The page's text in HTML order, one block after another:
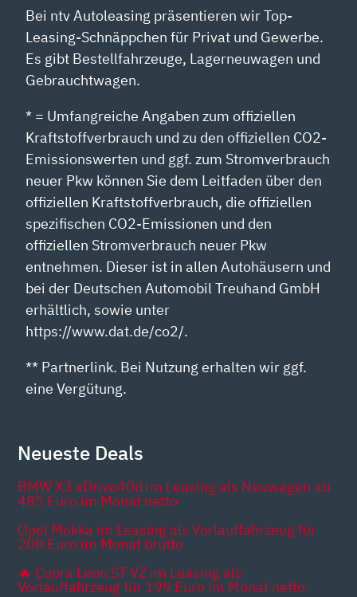
Bei ntv Autoleasing präsentieren wir Top-
Leasing-Schnäppchen für Privat und Gewerbe.
Es gibt Bestellfahrzeuge, Lagerneuwagen und
Gebrauchtwagen.
* = Umfangreiche Angaben zum offiziellen
Kraftstoffverbrauch und zu den offiziellen CO2-
Emissionswerten und ggf. zum Stromverbrauch
neuer Pkw können Sie dem Leitfaden über den
offiziellen Kraftstoffverbrauch, die offiziellen
spezifischen CO2-Emissionen und den
offiziellen Stromverbrauch neuer Pkw
entnehmen. Dieser ist in allen Autohäusern und
bei der Deutschen Automobil Treuhand GmbH
erhältlich, sowie unter
https://www.dat.de/co2/.
** Partnerlink. Bei Nutzung erhalten wir ggf.
eine Vergütung.
Neueste Deals
BMW X3 xDrive40d im Leasing als Neuwagen ab
485 Euro im Monat netto
Opel Mokka im Leasing als Vorlauffahrzeug für
200 Euro im Monat brutto
🔥 Cupra Leon ST VZ im Leasing als
Vorlauffahrzeug für 199 Euro im Monat netto